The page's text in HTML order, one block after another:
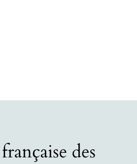
des